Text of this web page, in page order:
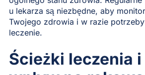
u lekarza są niezbędne, aby
Twojego zdrowia i w razie
leczenie.
Ścieżki leczenia